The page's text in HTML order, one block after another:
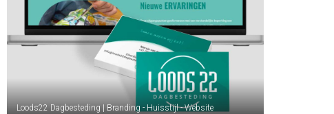
Loods22 Dagbesteding | Branding - Huisstijl - Website